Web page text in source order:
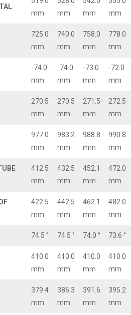
mm
mm
mm
mm
725.0
mm
740.0
mm
758.0
mm
778.0
mm
-74.0
mm
-74.0
mm
-73.0
mm
-72.0
mm
270.5
mm
270.5
mm
271.5
mm
272.5
mm
977.0
mm
983.2
mm
988.8
mm
990.8
mm
412.5
mm
432.5
mm
452.1
mm
472.0
mm
422.5
mm
442.5
mm
462.1
mm
482.0
mm
74.5 ° 74.5 ° 74.0 ° 73.6 °
410.0
mm
410.0
mm
410.0
mm
410.0
mm
379.4
mm
386.3
mm
391.6
mm
395.2
mm